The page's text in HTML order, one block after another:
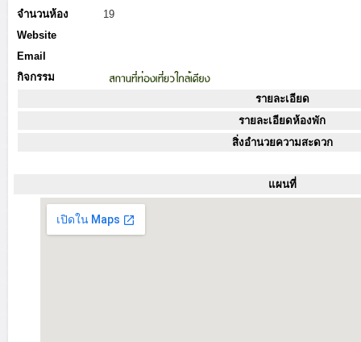
จำนวนห้อง
19
Website
Email
กิจกรรม
รายละเอียด
รายละเอียดห้องพัก
สิ่งอำนวยความสะดวก
แผนที่